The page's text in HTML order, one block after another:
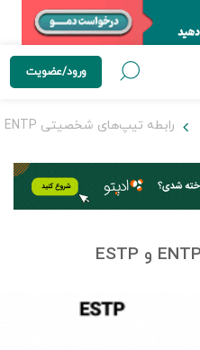
ورود/عضویت
رابطه تیپ‌های شخصیتی ENTP و ESTP